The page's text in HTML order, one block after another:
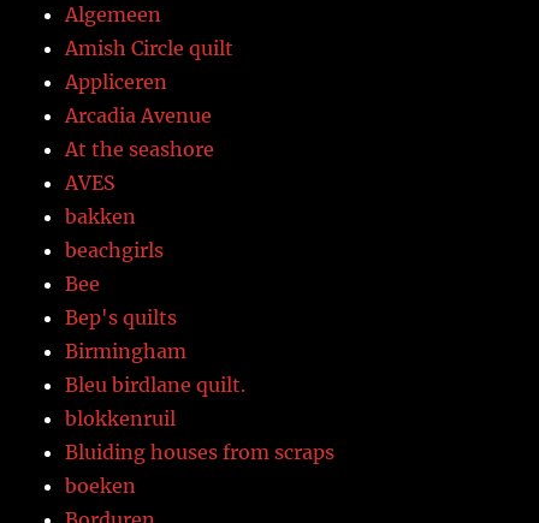
Algemeen
Amish Circle quilt
Appliceren
Arcadia Avenue
At the seashore
AVES
bakken
beachgirls
Bee
Bep's quilts
Birmingham
Bleu birdlane quilt.
blokkenruil
Bluiding houses from scraps
boeken